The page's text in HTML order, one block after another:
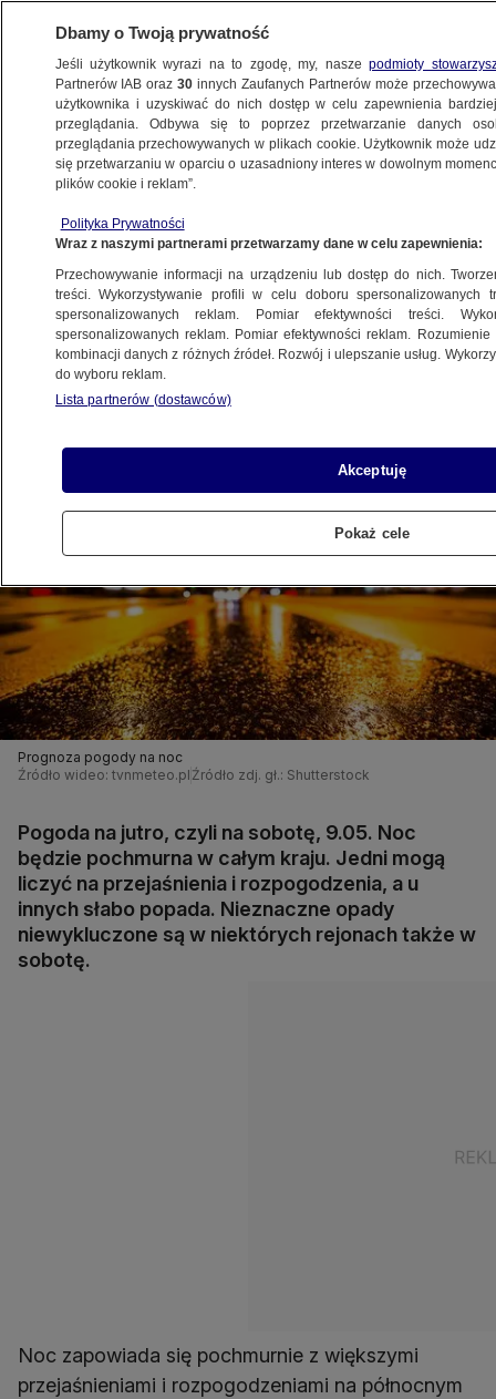
METEO
PROGNOZA
dla przejaśnienia i rozpogodzenia, a innym
deszcz
Arleta Unton-Pyziołek
8.05.2026, 18:56
Posłuchaj artykułu
Prognoza pogody na noc
Źródło wideo: tvnmeteo.pl Źródło zdj. gł.: Shutterstock
Pogoda na jutro, czyli na sobotę, 9.05. Noc
będzie pochmurna w całym kraju. Jedni mogą
liczyć na przejaśnienia i rozpogodzenia, a u
innych słabo popada. Nieznaczne opady
niewykluczone są w niektórych rejonach także w
sobotę.
Noc zapowiada się pochmurnie z większymi
przejaśnieniami i rozpogodzeniami na północnym
Dbamy o Twoją prywatność
Jeśli użytkownik wyrazi na to zgodę, my, naszepodmioty
Partnerów IAB oraz30 innych Zaufanych Partnerów może
użytkownika i uzyskiwać do nich dostęp w celu zapewnienia
przeglądania. Odbywa się to poprzez przetwarzanie danych
przeglądania przechowywanych w plikach cookie. Użytkownik może
się przetwarzaniu w oparciu o uzasadniony interes w dowolnym
plików cookie i reklam”.
Polityka Prywatności
Wraz z naszymi partnerami przetwarzamy dane w celu zapewnienia:
Przechowywanie informacji na urządzeniu lub dostęp do nich.
treści. Wykorzystywanie profili w celu doboru spersonalizowanych
spersonalizowanych reklam. Pomiar efektywności treści.
spersonalizowanych reklam. Pomiar efektywności reklam.
kombinacji danych z różnych źródeł. Rozwój i ulepszanie usług.
do wyboru reklam.
Lista partnerów (dostawców)
Akceptuję
Pokaż cele